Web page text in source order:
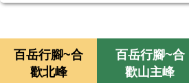
百岳行腳~合
歡北峰
百岳行腳~合
歡山主峰